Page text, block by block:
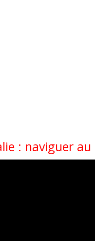
: naviguer